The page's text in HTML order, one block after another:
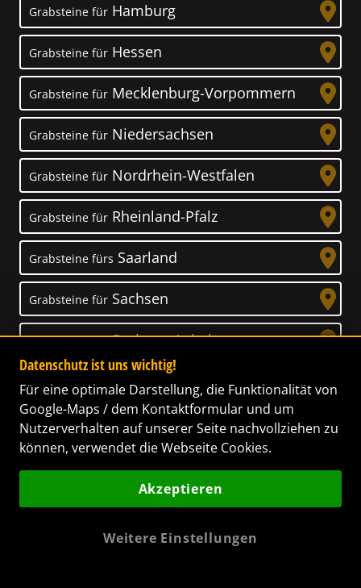
Grabsteine für Hamburg
Grabsteine für Hessen
Grabsteine für Mecklenburg-Vorpommern
Grabsteine für Niedersachsen
Grabsteine für Nordrhein-Westfalen
Grabsteine für Rheinland-Pfalz
Grabsteine fürs Saarland
Grabsteine für Sachsen
Grabsteine fürSachsen-Anhalt
Grabsteine für Schleswig-Holstein
Grabsteine fürThüringen
Unser Anspruch
Datenschutz ist uns wichtig!
Für eine optimale Darstellung, die Funktionalität von
Google-Maps / dem Kontaktformular und um
Nutzerverhalten auf unserer Seite nachvollziehen zu
können, verwendet die Webseite Cookies.
Akzeptieren
Weitere Einstellungen